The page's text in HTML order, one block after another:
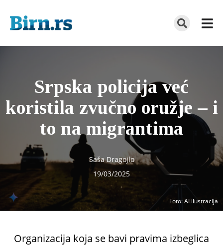
Foto: AI ilustracija
Srpska policija već
koristila zvučno oružje – i
to na migrantima
Saša Dragojlo
19/03/2025
Organizacija koja se bavi pravima izbeglica